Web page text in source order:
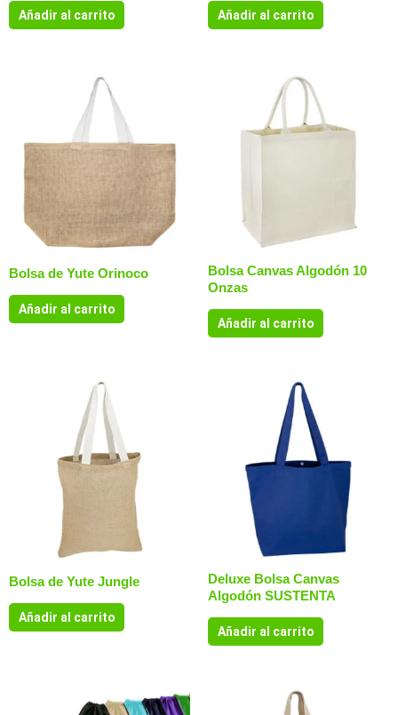
Añadir al carrito Añadir al carrito
Bolsa de Yute Orinoco
Añadir al carrito
Bolsa Canvas Algodón 10
Onzas
Añadir al carrito
Bolsa de Yute Jungle
Añadir al carrito
Deluxe Bolsa Canvas
Algodón SUSTENTA
Añadir al carrito